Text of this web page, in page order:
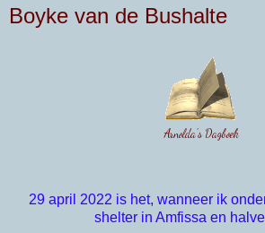
Boyke van de Bushalte
Arnolda's Dagboek
29 april 2022 is het, wanneer ik
shelter in Amfissa en